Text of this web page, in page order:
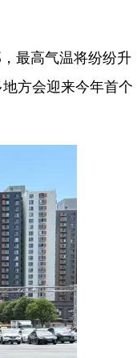
最高气温将纷纷升
方会迎来今年首个